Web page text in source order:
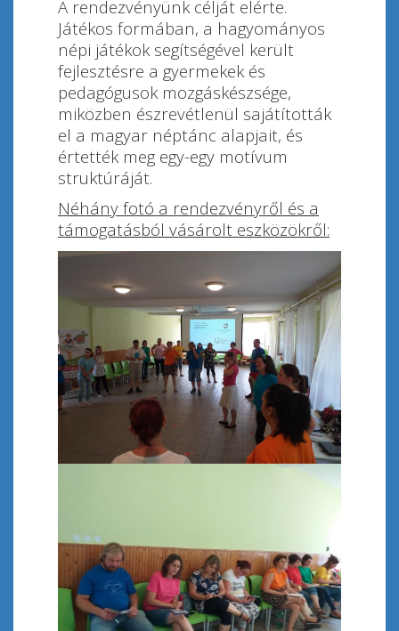
A rendezvényünk célját elérte.
Játékos formában, a hagyományos
népi játékok segítségével került
fejlesztésre a gyermekek és
pedagógusok mozgáskészsége,
miközben észrevétlenül sajátították
el a magyar néptánc alapjait, és
értették meg egy-egy motívum
struktúráját.
Néhány fotó a rendezvényről és a
támogatásból vásárolt eszközökről: